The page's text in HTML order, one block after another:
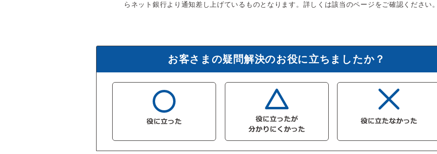
らネット銀行より通知差し上げているものとなります。詳しくは該当のページをご確認ください
お客さまの疑問解決のお役に立ちましたか？